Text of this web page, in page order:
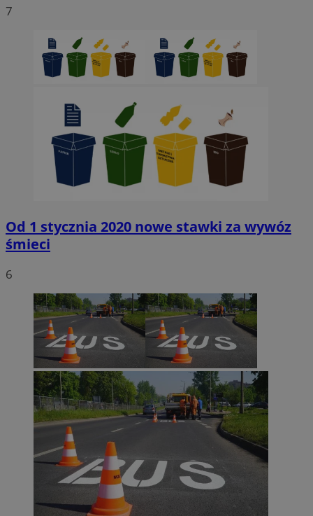
7
Od 1 stycznia 2020 nowe stawki za wywóz
śmieci
6